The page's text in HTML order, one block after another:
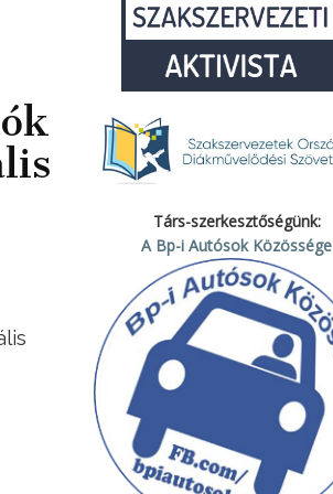
Társ-szerkesztőségünk:
A Bp-i Autósok Közössége